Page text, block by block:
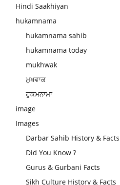
Hindi Saakhiyan
hukamnama
hukamnama sahib
hukamnama today
mukhwak
ਮੁਖਵਾਕ
ਹੁਕਮਨਾਮਾ
image
Images
Darbar Sahib History & Facts
Did You Know ?
Gurus & Gurbani Facts
Sikh Culture History & Facts